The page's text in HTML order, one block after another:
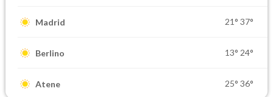
Madrid 21° 37°
Berlino 13° 24°
Atene 25° 36°